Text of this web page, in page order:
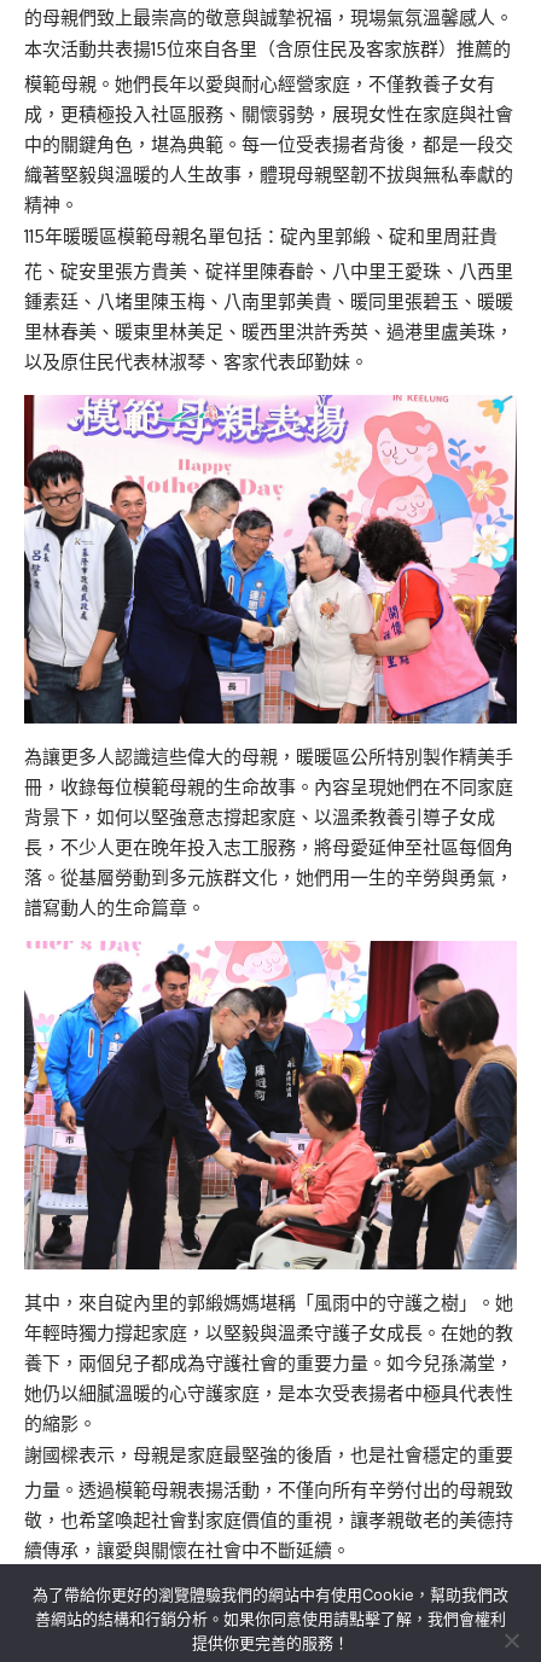
的母親們致上最崇高的敬意與誠摯祝福，現場氣氛溫馨感人。
本次活動共表揚15位來自各里（含原住民及客家族群）推薦的
模範母親。她們長年以愛與耐心經營家庭，不僅教養子女有
成，更積極投入社區服務、關懷弱勢，展現女性在家庭與社會
中的關鍵角色，堪為典範。每一位受表揚者背後，都是一段交
織著堅毅與溫暖的人生故事，體現母親堅韌不拔與無私奉獻的
精神。
115年暖暖區模範母親名單包括：碇內里郭緞、碇和里周莊貴
花、碇安里張方貴美、碇祥里陳春齡、八中里王愛珠、八西里
鍾素廷、八堵里陳玉梅、八南里郭美貴、暖同里張碧玉、暖暖
里林春美、暖東里林美足、暖西里洪許秀英、過港里盧美珠，
以及原住民代表林淑琴、客家代表邱勤妹。
為讓更多人認識這些偉大的母親，暖暖區公所特別製作精美手
冊，收錄每位模範母親的生命故事。內容呈現她們在不同家庭
背景下，如何以堅強意志撐起家庭、以溫柔教養引導子女成
長，不少人更在晚年投入志工服務，將母愛延伸至社區每個角
落。從基層勞動到多元族群文化，她們用一生的辛勞與勇氣，
譜寫動人的生命篇章。
其中，來自碇內里的郭緞媽媽堪稱「風雨中的守護之樹」。她
年輕時獨力撐起家庭，以堅毅與溫柔守護子女成長。在她的教
養下，兩個兒子都成為守護社會的重要力量。如今兒孫滿堂，
她仍以細膩溫暖的心守護家庭，是本次受表揚者中極具代表性
的縮影。
謝國樑表示，母親是家庭最堅強的後盾，也是社會穩定的重要
力量。透過模範母親表揚活動，不僅向所有辛勞付出的母親致
敬，也希望喚起社會對家庭價值的重視，讓孝親敬老的美德持
續傳承，讓愛與關懷在社會中不斷延續。
關於我們 隱私權政策 聯絡我們
為了帶給你更好的瀏覽體驗我們的網站中有使用Cookie，幫助我們改
善網站的結構和行銷分析。如果你同意使用請點擊了解，我們會權利
提供你更完善的服務！